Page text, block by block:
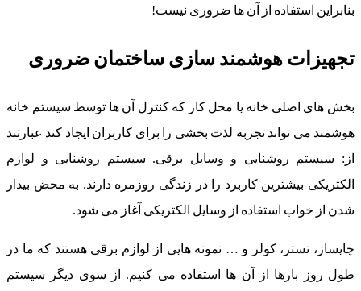
بنابراین استفاده از آن ها ضروری نیست!
تجهیزات هوشمند سازی ساختمان ضروری
بخش های اصلی خانه یا محل کار که کنترل آن ها توسط سیستم خانه
هوشمند می تواند تجربه لذت بخشی را برای کاربران ایجاد کند عبارتند
از: سیستم روشنایی و وسایل برقی. سیستم روشنایی و لوازم
الکتریکی بیشترین کاربرد را در زندگی روزمره دارند. به محض بیدار
شدن از خواب استفاده از وسایل الکتریکی آغاز می شود.
چایساز، تستر، کولر و … نمونه هایی از لوازم برقی هستند که ما در
طول روز بارها از آن ها استفاده می کنیم. از سوی دیگر سیستم